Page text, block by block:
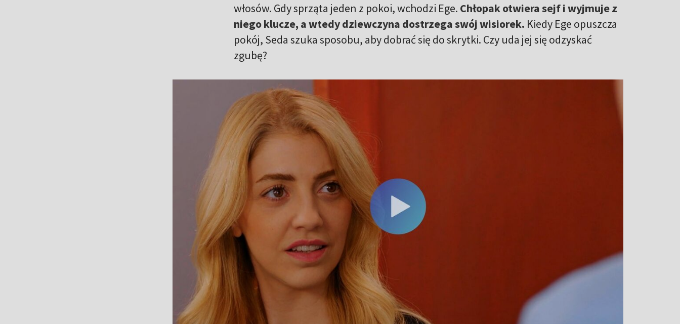
włosów. Gdy sprząta jeden z pokoi, wchodzi Ege. Chłopak otwiera sejf i wyjmuje z
niego klucze, a wtedy dziewczyna dostrzega swój wisiorek. Kiedy Ege opuszcza
pokój, Seda szuka sposobu, aby dobrać się do skrytki. Czy uda jej się odzyskać
zgubę?